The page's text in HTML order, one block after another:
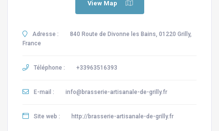
View Map
Adresse :
840 Route de Divonne les Bains, 01220 Grilly,
France
Téléphone : +33963516393
E-mail : info@brasserie-artisanale-de-grilly.fr
Site web : http://brasserie-artisanale-de-grilly.fr